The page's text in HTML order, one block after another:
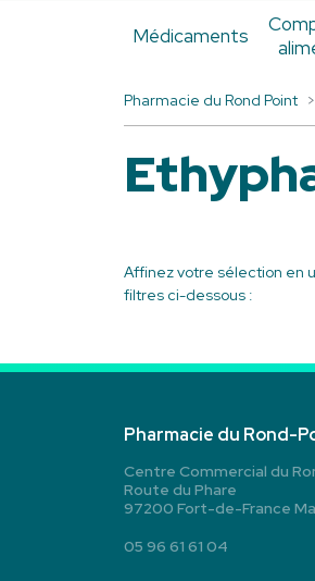
Médicaments
Pharmacie du Rond Point
Affinez votre sélection en
filtres ci-dessous :
Pharmacie du Rond-
Centre Commercial du
Route du Phare
97200 Fort-de-France
05 96 61 61 04